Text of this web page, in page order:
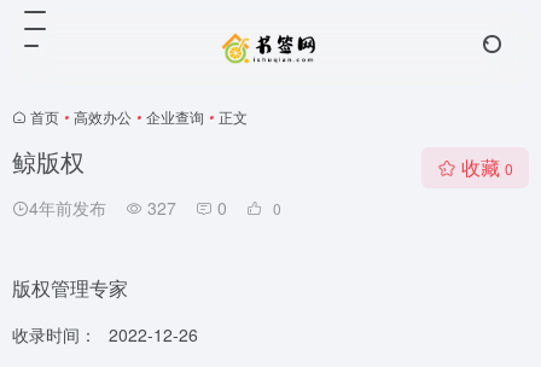
首页 • 高效办公 • 企业查询 • 正文
鲸版权
4年前发布 327 0 0
收藏 0
版权管理专家
收录时间：
2022-12-26